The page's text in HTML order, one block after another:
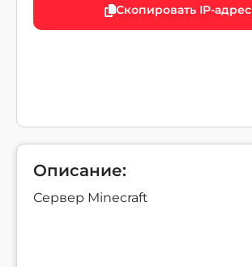
Скопировать IP-адрес
Описание:
Сервер Minecraft